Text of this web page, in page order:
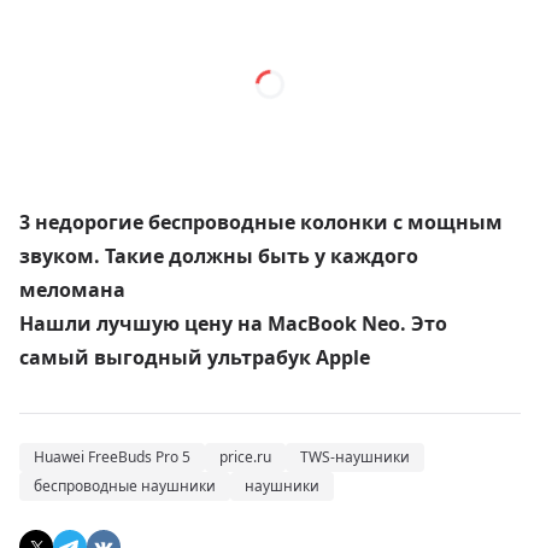
3 недорогие беспроводные колонки с мощным
звуком. Такие должны быть у каждого
меломана
Нашли лучшую цену на MacBook Neo. Это
самый выгодный ультрабук Apple
Huawei FreeBuds Pro 5 price.ru
TWS-наушники
беспроводные наушники
наушники